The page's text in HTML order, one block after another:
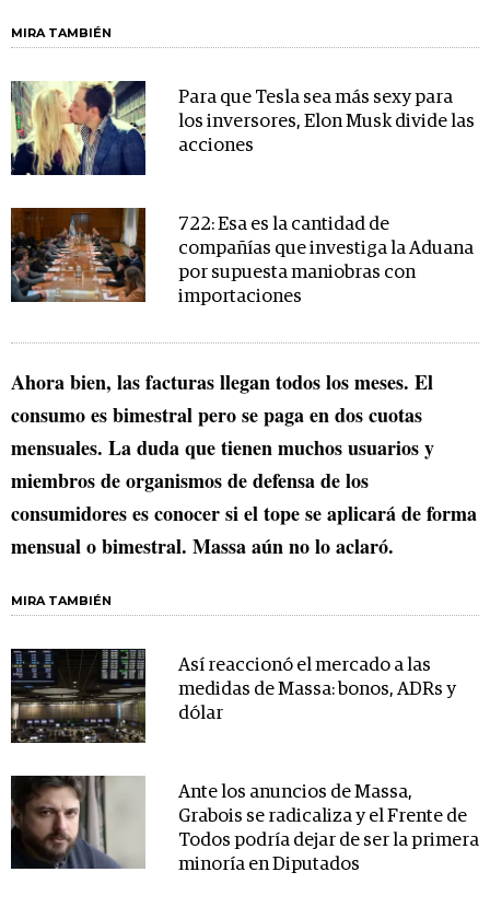
MIRA TAMBIÉN
Para que Tesla sea más sexy para
los inversores, Elon Musk divide las
acciones
722: Esa es la cantidad de
compañías que investiga la Aduana
por supuesta maniobras con
importaciones
Ahora bien, las facturas llegan todos los meses. El
consumo es bimestral pero se paga en dos cuotas
mensuales. La duda que tienen muchos usuarios y
miembros de organismos de defensa de los
consumidores es conocer si el tope se aplicará de forma
mensual o bimestral. Massa aún no lo aclaró.
MIRA TAMBIÉN
Así reaccionó el mercado a las
medidas de Massa: bonos, ADRs y
dólar
Ante los anuncios de Massa,
Grabois se radicaliza y el Frente de
Todos podría dejar de ser la primera
minoría en Diputados